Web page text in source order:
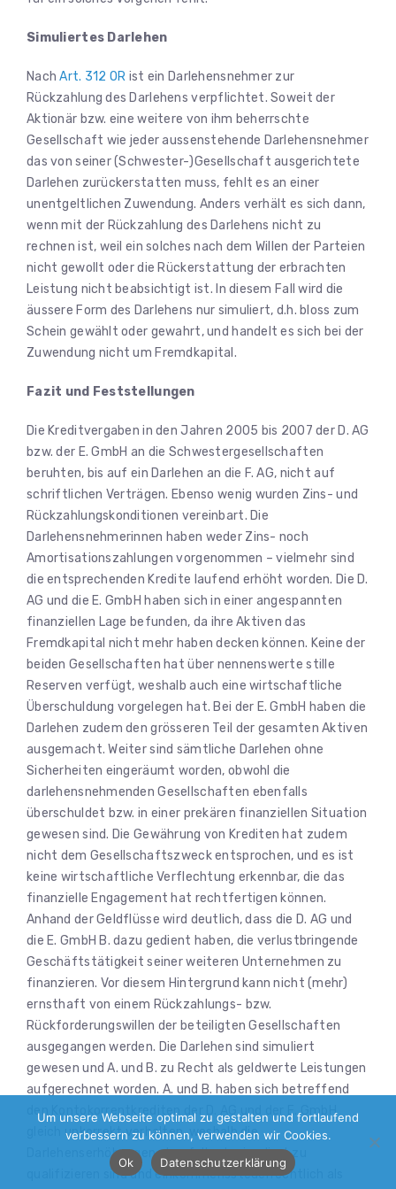
Simuliertes Darlehen
NachArt. 312 OR ist ein Darlehensnehmer zur
Rückzahlung des Darlehens verpflichtet. Soweit der
Aktionär bzw. eine weitere von ihm beherrschte
Gesellschaft wie jeder aussenstehende Darlehensnehmer
das von seiner (Schwester-)Gesellschaft ausgerichtete
Darlehen zurückerstatten muss, fehlt es an einer
unentgeltlichen Zuwendung. Anders verhält es sich dann,
wenn mit der Rückzahlung des Darlehens nicht zu
rechnen ist, weil ein solches nach dem Willen der Parteien
nicht gewollt oder die Rückerstattung der erbrachten
Leistung nicht beabsichtigt ist. In diesem Fall wird die
äussere Form des Darlehens nur simuliert, d.h. bloss zum
Schein gewählt oder gewahrt, und handelt es sich bei der
Zuwendung nicht um Fremdkapital.
Fazit und Feststellungen
Die Kreditvergaben in den Jahren 2005 bis 2007 der D. AG
bzw. der E. GmbH an die Schwestergesellschaften
beruhten, bis auf ein Darlehen an die F. AG, nicht auf
schriftlichen Verträgen. Ebenso wenig wurden Zins- und
Rückzahlungskonditionen vereinbart. Die
Darlehensnehmerinnen haben weder Zins- noch
Amortisationszahlungen vorgenommen – vielmehr sind
die entsprechenden Kredite laufend erhöht worden. Die D.
AG und die E. GmbH haben sich in einer angespannten
finanziellen Lage befunden, da ihre Aktiven das
Fremdkapital nicht mehr haben decken können. Keine der
beiden Gesellschaften hat über nennenswerte stille
Reserven verfügt, weshalb auch eine wirtschaftliche
Überschuldung vorgelegen hat. Bei der E. GmbH haben die
Darlehen zudem den grösseren Teil der gesamten Aktiven
ausgemacht. Weiter sind sämtliche Darlehen ohne
Sicherheiten eingeräumt worden, obwohl die
darlehensnehmenden Gesellschaften ebenfalls
überschuldet bzw. in einer prekären finanziellen Situation
gewesen sind. Die Gewährung von Krediten hat zudem
nicht dem Gesellschaftszweck entsprochen, und es ist
keine wirtschaftliche Verflechtung erkennbar, die das
finanzielle Engagement hat rechtfertigen können.
Anhand der Geldflüsse wird deutlich, dass die D. AG und
die E. GmbH B. dazu gedient haben, die verlustbringende
Geschäftstätigkeit seiner weiteren Unternehmen zu
finanzieren. Vor diesem Hintergrund kann nicht (mehr)
ernsthaft von einem Rückzahlungs- bzw.
Rückforderungswillen der beteiligten Gesellschaften
ausgegangen werden. Die Darlehen sind simuliert
gewesen und A. und B. zu Recht als geldwerte Leistungen
aufgerechnet worden. A. und B. haben sich betreffend
den Kontokorrentkrediten der D. AG und der E. GmbH
gleich unkorrekt verhalten, weshalb die
Darlehenserhöhungen ebenfalls als simuliert zu
qualifizieren sind und einkommenssteuerrechtlich als
Um unsere Webseite optimal zu gestalten und fortlaufend
verbessern zu können, verwenden wir Cookies.
Ok
Datenschutzerklärung